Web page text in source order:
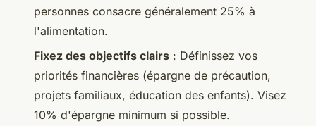
personnes consacre généralement 25% à
l'alimentation.
Fixez des objectifs clairs : Définissez vos
priorités financières (épargne de précaution,
projets familiaux, éducation des enfants). Visez
10% d'épargne minimum si possible.